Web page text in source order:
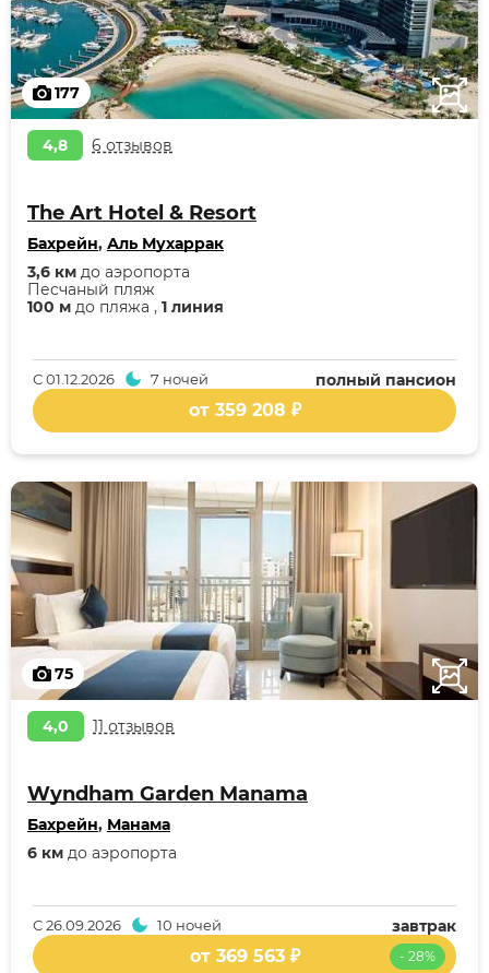
177
4,8 6 отзывов
The Art Hotel & Resort
Бахрейн, Аль Мухаррак
100 м до пляжа , 1 линия
Песчаный пляж
3,6 км до аэропорта
полный пансион
С01.12.2026 7 ночей
от 359 208 ₽
75
4,0 11 отзывов
Wyndham Garden Manama
Бахрейн, Манама
6 км до аэропорта
завтрак
С26.09.2026 10 ночей
- 28%
от 369 563 ₽